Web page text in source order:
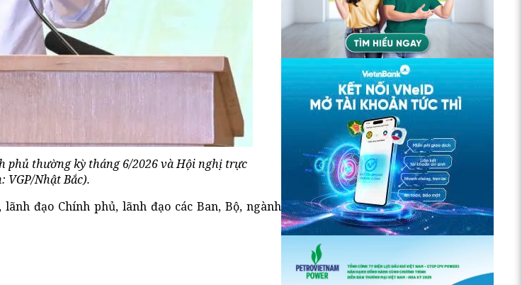
phủ thường kỳ tháng 6/2026 và Hội nghị trực
VGP/Nhật Bắc).
đạo Chính phủ, lãnh đạo các Ban, Bộ, ngành